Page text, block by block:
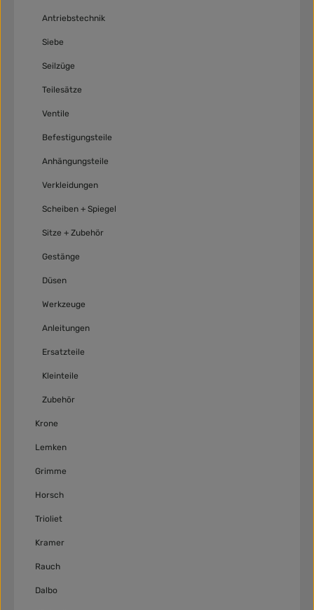
Antriebstechnik
Siebe
Seilzüge
Teilesätze
Ventile
Befestigungsteile
Anhängungsteile
Verkleidungen
Scheiben + Spiegel
Sitze + Zubehör
Gestänge
Düsen
Werkzeuge
Anleitungen
Ersatzteile
Kleinteile
Zubehör
Krone
Lemken
Grimme
Horsch
Trioliet
Kramer
Rauch
Dalbo